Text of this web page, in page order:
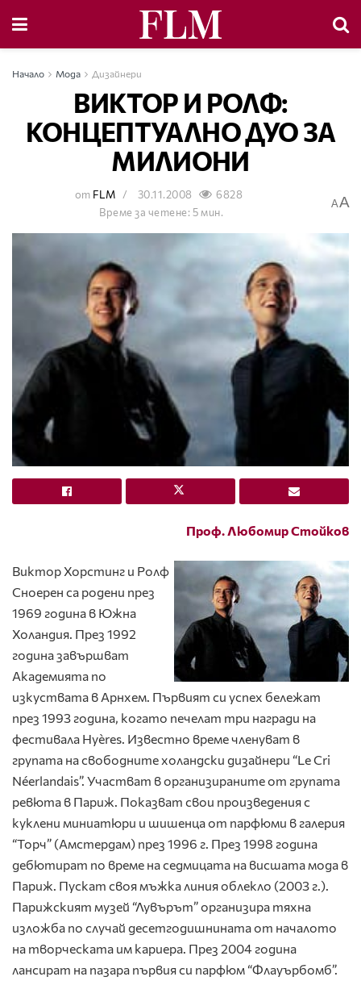
Начало Мода Дизайнери
ВИКТОР И РОЛФ:
КОНЦЕПТУАЛНО ДУО ЗА
МИЛИОНИ
от FLM 30.11.2008
6828
Време за четене: 5 мин.
AA
Проф. Любомир Стойков
Виктор Хорстинг и Ролф
Сноерен са родени през
1969 година в Южна
Холандия. През 1992
година завършват
Академията по
изкуствата в Арнхем. Първият си успех бележат
през 1993 година, когато печелат три награди на
фестивала Hyères. Известно време членуват в
групата на свободните холандски дизайнери “Le Cri
Néerlandais”. Участват в организираните от групата
ревюта в Париж. Показват свои произведения с
куклени миниатюри и шишенца от парфюми в галерия
“Торч” (Амстердам) през 1996 г. През 1998 година
дебютират по време на седмицата на висшата мода в
Париж. Пускат своя мъжка линия облекло (2003 г.).
Парижският музей “Лувърът” организира тяхна
изложба по случай десетгодишнината от началото
на творческата им кариера. През 2004 година
лансират на пазара първия си парфюм “Флауърбомб”.